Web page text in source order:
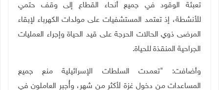
تعبئة الوقود في جميع أنحاء القطاع إلى وقف حتمي
للأنشطة، إذ تعتمد المستشفيات على مولدات الكهرباء لإبقاء
المرضى ذوي الحالات الحرجة على قيد الحياة وإجراء العمليات
الجراحية المنقذة للحياة.
وأضافت: "تعمدت السلطات الإسرائيلية منع جميع
المساعدات من دخول غزة لأكثر من شهر، وأُجبر العاملون في